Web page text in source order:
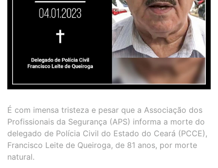
É com imensa tristeza e pesar que a Associação dos
Profissionais da Segurança (APS) informa a morte do
delegado de Polícia Civil do Estado do Ceará (PCCE),
Francisco Leite de Queiroga, de 81 anos, por morte
natural.